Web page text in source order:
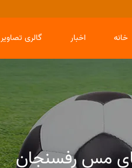
گالری تصاویر اخبار خانه
مس رفسنجان